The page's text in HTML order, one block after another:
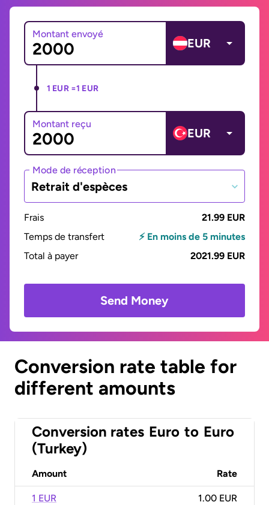
Montant envoyé
EUR
1 EUR =1 EUR
Montant reçu
EUR
Mode de réception
Retrait d'espèces
Frais
21.99 EUR
Temps de transfert
⚡ En moins de 5 minutes
Total à payer
2021.99 EUR
Send Money
Conversion rate table for
different amounts
Conversion rates Euro to Euro
(Turkey)
Amount Rate
1 EUR 1.00 EUR